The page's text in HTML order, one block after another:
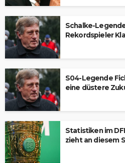
Schalke-
Rekordspieler
S04-Legende
eine düstere
Statistiken im
zieht an diesem